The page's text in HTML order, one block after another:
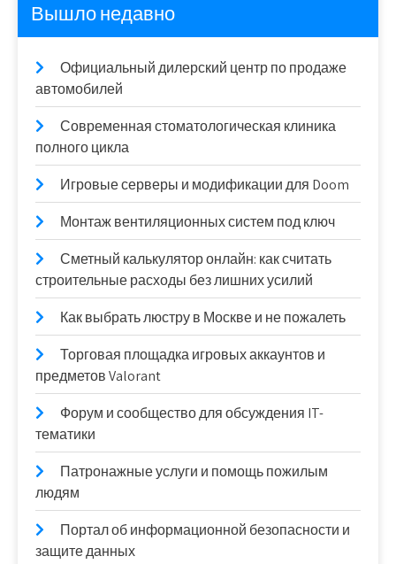
Вышло недавно
Официальный дилерский центр по продаже
автомобилей
Современная стоматологическая клиника
полного цикла
Игровые серверы и модификации для Doom
Монтаж вентиляционных систем под ключ
Сметный калькулятор онлайн: как считать
строительные расходы без лишних усилий
Как выбрать люстру в Москве и не пожалеть
Торговая площадка игровых аккаунтов и
предметов Valorant
Форум и сообщество для обсуждения IT-
тематики
Патронажные услуги и помощь пожилым
людям
Портал об информационной безопасности и
защите данных